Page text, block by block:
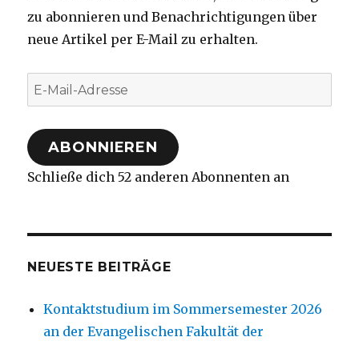
zu abonnieren und Benachrichtigungen über
neue Artikel per E-Mail zu erhalten.
E-
Mail-
Adresse
ABONNIEREN
Schließe dich 52 anderen Abonnenten an
NEUESTE BEITRÄGE
Kontaktstudium im Sommersemester 2026
an der Evangelischen Fakultät der